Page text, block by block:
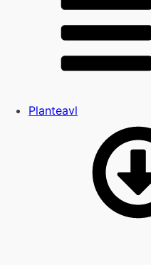
Planteavl